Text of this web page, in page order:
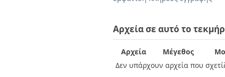
Αρχεία σε αυτό το
Αρχεία Μέγεθος
Δεν υπάρχουν αρχεία που